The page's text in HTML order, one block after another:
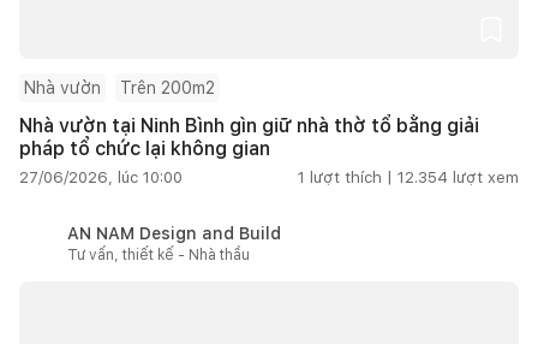
Nhà vườn Trên 200m2
Nhà vườn tại Ninh Bình gìn giữ nhà thờ tổ bằng giải
pháp tổ chức lại không gian
27/06/2026, lúc 10:00 1 lượt thích | 12.354 lượt xem
AN NAM Design and Build
Tư vấn, thiết kế - Nhà thầu